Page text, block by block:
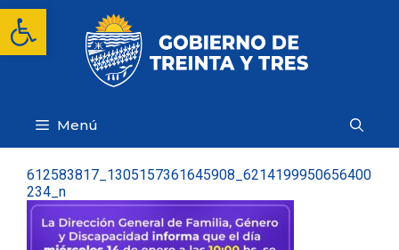
Abrir barra de herramientas
Saltar
contenido
Menú
612583817_1305157361645908_6214199950656400
234_n